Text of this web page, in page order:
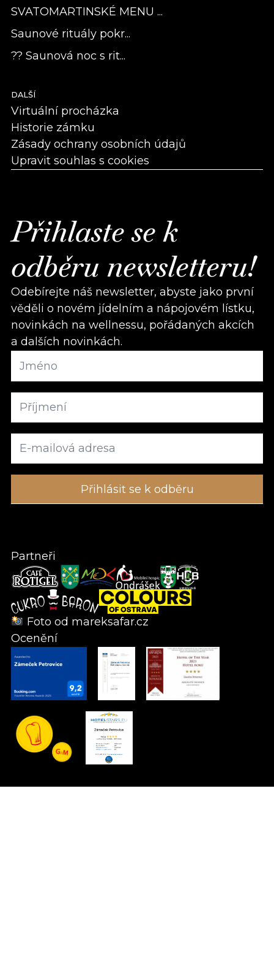
SVATOMARTINSKÉ MENU ...
Saunové rituály pokr...
?? Saunová noc s rit...
DALŠÍ
Virtuální procházka
Historie zámku
Zásady ochrany osobních údajů
Upravit souhlas s cookies
Přihlaste se k
odběru newsletteru!
Odebírejte náš newsletter, abyste jako první
věděli o novém jídelním a nápojovém lístku,
novinkách na wellnessu, pořádaných akcích
a dalších novinkách.
Partneři
Foto od mareksafar.cz
Ocenění